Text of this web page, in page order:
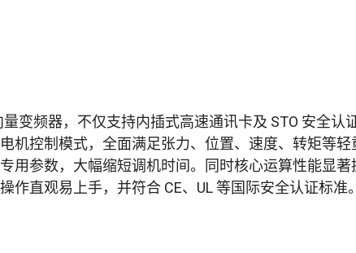
变频器，不仅支持内插式高速通讯卡及 STO 安全认
机控制模式，全面满足张力、位置、速度、转矩等
用参数，大幅缩短调机时间。同时核心运算性能显
作直观易上手，并符合 CE、UL 等国际安全认证标准。